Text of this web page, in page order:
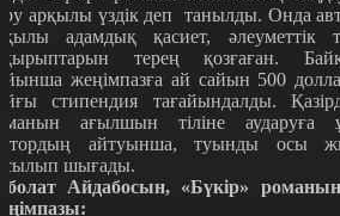
арқылы үздік деп танылды. Онда
адамдық қасиет, әлеуметтік
терең қозғаған.
жеңімпазға ай сайын 500
стипендия тағайындалды.
ағылшын тіліне аударуға
айтуынша, туынды осы
шығады.
Айдабосын, «Бүкір»